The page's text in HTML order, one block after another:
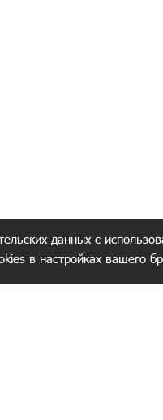
данных с
в настройках вашего